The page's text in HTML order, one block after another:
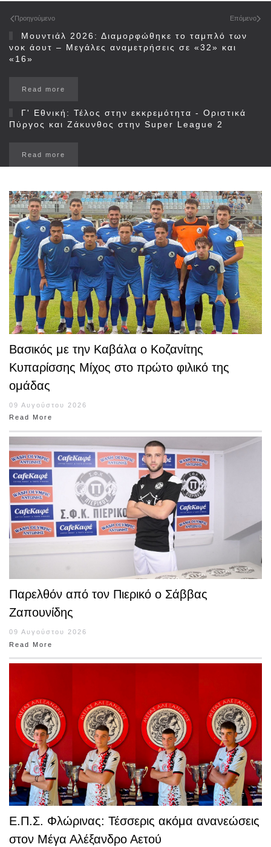
Προηγούμενο Επόμενο
Μουντιάλ 2026: Διαμορφώθηκε το ταμπλό των
νοκ άουτ – Μεγάλες αναμετρήσεις σε «32» και
«16»
Read more
Γ' Εθνική: Τέλος στην εκκρεμότητα - Οριστικά
Πύργος και Ζάκυνθος στην Super League 2
Read more
Βασικός με την Καβάλα ο Κοζανίτης
Κυπαρίσσης Μίχος στο πρώτο φιλικό της
ομάδας
09 Αυγούστου 2026
Read More
Παρελθόν από τον Πιερικό ο Σάββας
Ζαπουνίδης
09 Αυγούστου 2026
Read More
Ε.Π.Σ. Φλώρινας: Τέσσερις ακόμα ανανεώσεις
στον Μέγα Αλέξανδρο Αετού